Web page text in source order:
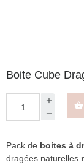
Boite Cube

Pack de boites à
dragées naturelles